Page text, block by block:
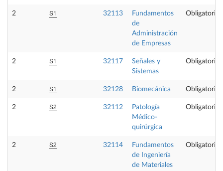
2 S1 32113
Fundamentos
de
Administración
de Empresas
Obligatoria
2 S1 32117
Señales y
Sistemas
Obligatoria
2 S1 32128 Biomecánica Obligatoria
2 S2 32112
Patología
Médico-
quirúrgica
Obligatoria
2 S2 32114
Fundamentos
de Ingeniería
de Materiales
Obligatoria